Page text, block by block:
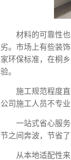
材料的可靠性
劣。市场上有些装
家环保标准，在桐
验。
施工规范程度
公司施工人员不专
一站式省心服
节之间奔波，节省了
从本地适配性